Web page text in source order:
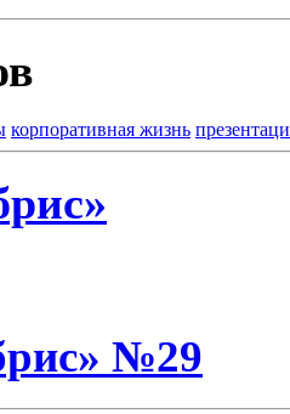
корпоративная жизнь
№29